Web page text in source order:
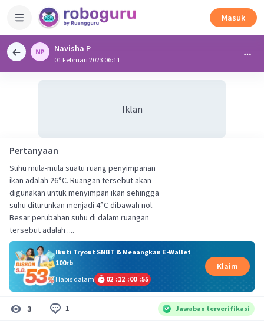
Masuk
Navisha P
01 Februari 2023 06:11
Iklan
Pertanyaan
Suhu mula-mula suatu ruang penyimpanan
ikan adalah 26°C. Ruangan tersebut akan
digunakan untuk menyimpan ikan sehingga
suhu diturunkan menjadi 4°C dibawah nol.
Besar perubahan suhu di dalam ruangan
tersebut adalah ....
Ikuti Tryout SNBT & Menangkan E-Wallet
100rb
Habis dalam
02 :12 :00 :55
Klaim
3 1 Jawaban terverifikasi